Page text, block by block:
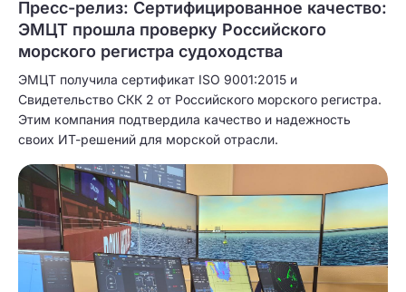
Пресс-релиз: Сертифицированное качество:
ЭМЦТ прошла проверку Российского
морского регистра судоходства
ЭМЦТ получила сертификат ISO 9001:2015 и
Свидетельство СКК 2 от Российского морского регистра.
Этим компания подтвердила качество и надежность
своих ИТ-решений для морской отрасли.